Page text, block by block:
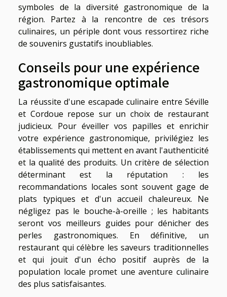
symboles de la diversité gastronomique de la
région. Partez à la rencontre de ces trésors
culinaires, un périple dont vous ressortirez riche
de souvenirs gustatifs inoubliables.
Conseils pour une expérience
gastronomique optimale
La réussite d'une escapade culinaire entre Séville
et Cordoue repose sur un choix de restaurant
judicieux. Pour éveiller vos papilles et enrichir
votre expérience gastronomique, privilégiez les
établissements qui mettent en avant l'authenticité
et la qualité des produits. Un critère de sélection
déterminant est la réputation : les
recommandations locales sont souvent gage de
plats typiques et d'un accueil chaleureux. Ne
négligez pas le bouche-à-oreille ; les habitants
seront vos meilleurs guides pour dénicher des
perles gastronomiques. En définitive, un
restaurant qui célèbre les saveurs traditionnelles
et qui jouit d'un écho positif auprès de la
population locale promet une aventure culinaire
des plus satisfaisantes.